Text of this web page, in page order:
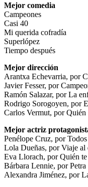
Mejor comedia
Campeones
Casi 40
Mi querida cofradía
Superlópez
Tiempo después
Mejor dirección
Arantxa Echevarria, por
Javier Fesser, por
Ramón Salazar, por La
Rodrigo Sorogoyen, por
Carlos Vermut, por Quién
Mejor actriz
Penélope Cruz, por
Lola Dueñas, por Viaje al
Eva Llorach, por Quién te
Bárbara Lennie, por Petra
Alexandra Jiménez, por